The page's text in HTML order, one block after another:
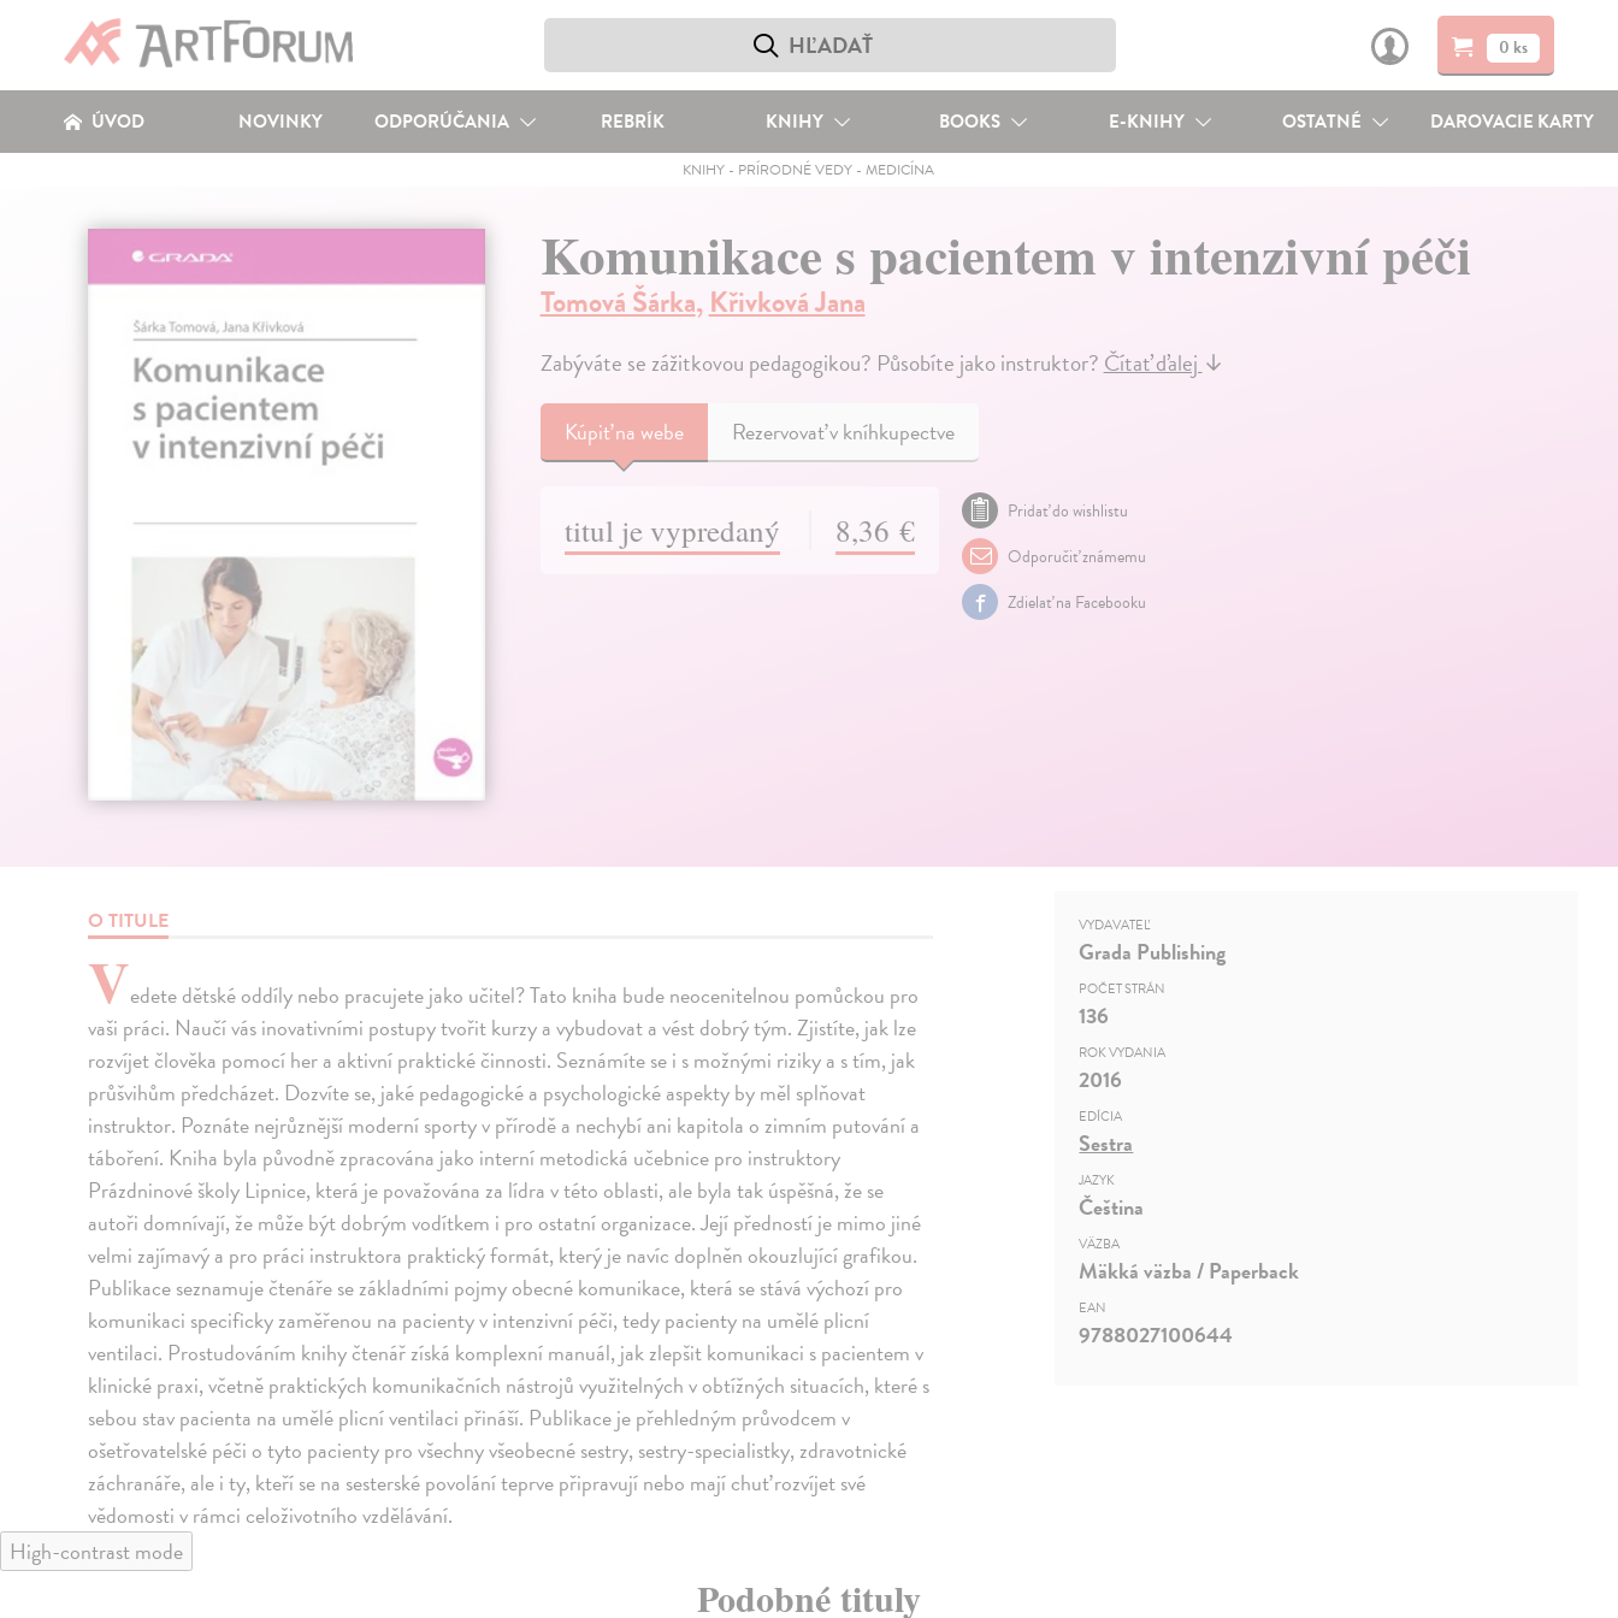
0 ks
ÚVOD NOVINKY ODPORÚČANIA REBRÍK KNIHY BOOKS E-KNIHY OSTATNÉ DAROVACIE KARTY
KNIHY - PRÍRODNÉ VEDY -MEDICÍNA
Komunikace s pacientem v intenzivní péči
Tomová Šárka,Křivková Jana
Zabýváte se zážitkovou pedagogikou? Působíte jako instruktor?Čítať ďalej↓
Kúpiťna webe Rezervovať v kníhkupectve
titul je vypredaný 8,36 €
Pridať do wishlistu
Odporučiť známemu
Zdielať na Facebooku
O TITULE
Vedete dětské oddíly nebo pracujete jako učitel? Tato kniha bude neocenitelnou pomůckou pro
vaši práci. Naučí vás inovativními postupy tvořit kurzy a vybudovat a vést dobrý tým. Zjistíte, jak lze
rozvíjet člověka pomocí her a aktivní praktické činnosti. Seznámíte se i s možnými riziky a s tím, jak
průšvihům předcházet. Dozvíte se, jaké pedagogické a psychologické aspekty by měl splňovat
instruktor. Poznáte nejrůznější moderní sporty v přírodě a nechybí ani kapitola o zimním putování a
táboření. Kniha byla původně zpracována jako interní metodická učebnice pro instruktory
Prázdninové školy Lipnice, která je považována za lídra v této oblasti, ale byla tak úspěšná, že se
autoři domnívají, že může být dobrým vodítkem i pro ostatní organizace. Její předností je mimo jiné
velmi zajímavý a pro práci instruktora praktický formát, který je navíc doplněn okouzlující grafikou.
Publikace seznamuje čtenáře se základními pojmy obecné komunikace, která se stává výchozí pro
komunikaci specificky zaměřenou na pacienty v intenzivní péči, tedy pacienty na umělé plicní
ventilaci. Prostudováním knihy čtenář získá komplexní manuál, jak zlepšit komunikaci s pacientem v
klinické praxi, včetně praktických komunikačních nástrojů využitelných v obtížných situacích, které s
sebou stav pacienta na umělé plicní ventilaci přináší. Publikace je přehledným průvodcem v
ošetřovatelské péči o tyto pacienty pro všechny všeobecné sestry, sestry-specialistky, zdravotnické
záchranáře, ale i ty, kteří se na sesterské povolání teprve připravují nebo mají chuť rozvíjet své
vědomosti v rámci celoživotního vzdělávání.
VYDAVATEĽ
Grada Publishing
POČET STRÁN
136
ROK VYDANIA
2016
EDÍCIA
Sestra
JAZYK
Čeština
VÄZBA
Mäkká väzba / Paperback
EAN
9788027100644
High-contrast mode
Podobné tituly